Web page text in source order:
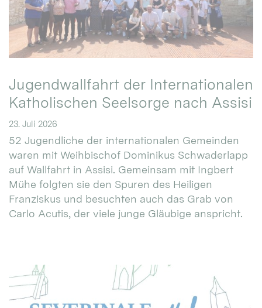
Jugendwallfahrt der Internationalen
Katholischen Seelsorge nach Assisi
23. Juli 2026
52 Jugendliche der internationalen Gemeinden
waren mit Weihbischof Dominikus Schwaderlapp
auf Wallfahrt in Assisi. Gemeinsam mit Ingbert
Mühe folgten sie den Spuren des Heiligen
Franziskus und besuchten auch das Grab von
Carlo Acutis, der viele junge Gläubige anspricht.